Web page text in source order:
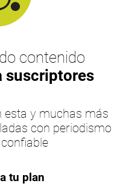
contenido
suscriptores
esta y muchas más
con periodismo
tu plan